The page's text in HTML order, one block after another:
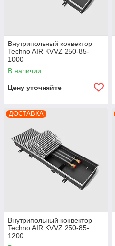
Внутрипольный конвектор
Techno AIR KVVZ 250-85-
1000
В наличии
Цену уточняйте
ДОСТАВКА
Внутрипольный конвектор
Techno AIR KVVZ 250-85-
1200